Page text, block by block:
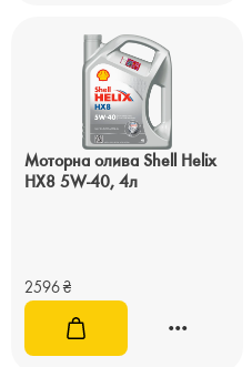
Моторна олива Shell Helix
HX8 5W-40, 4л
2596₴